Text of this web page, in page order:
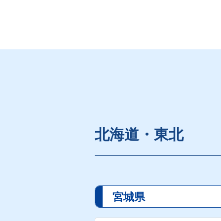
北海道・東北
宮城県